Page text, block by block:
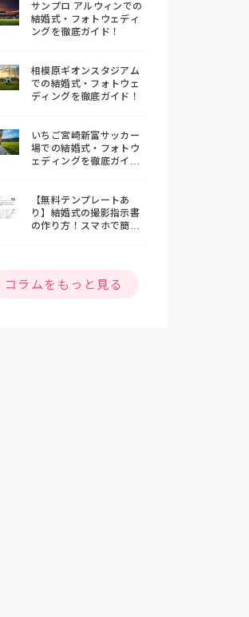
サンプロ アルウィンでの
結婚式・フォトウェディ
ングを徹底ガイド！
相模原ギオンスタジアム
での結婚式・フォトウェ
ディングを徹底ガイド！
いちご宮崎新富サッカー
場での結婚式・フォトウ
ェディングを徹底ガイ
【無料テンプレートあ
り】結婚式の撮影指示書
の作り方！スマホで簡単
コラムをもっと見る